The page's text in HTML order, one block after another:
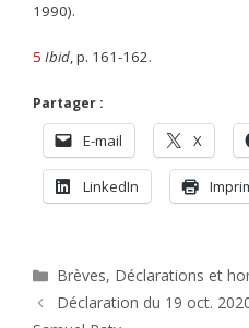
1990).
5 Ibid, p. 161-162.
Partager :
E-mail X
LinkedIn
Catégories
Brèves, Déclarations et
Déclaration du 19 oct.